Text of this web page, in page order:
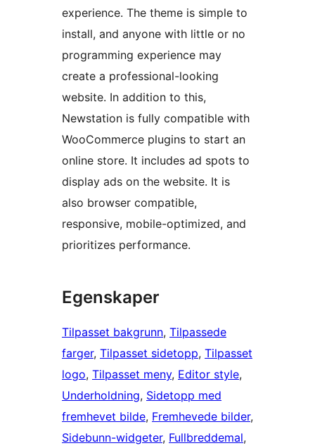
experience. The theme is simple to
install, and anyone with little or no
programming experience may
create a professional-looking
website. In addition to this,
Newstation is fully compatible with
WooCommerce plugins to start an
online store. It includes ad spots to
display ads on the website. It is
also browser compatible,
responsive, mobile-optimized, and
prioritizes performance.
Egenskaper
Tilpasset bakgrunn, Tilpassede
farger, Tilpasset sidetopp, Tilpasset
logo, Tilpasset meny, Editor style
Underholdning, Sidetopp med
fremhevet bilde, Fremhevede bilder
Sidebunn-widgeter, Fullbreddemal